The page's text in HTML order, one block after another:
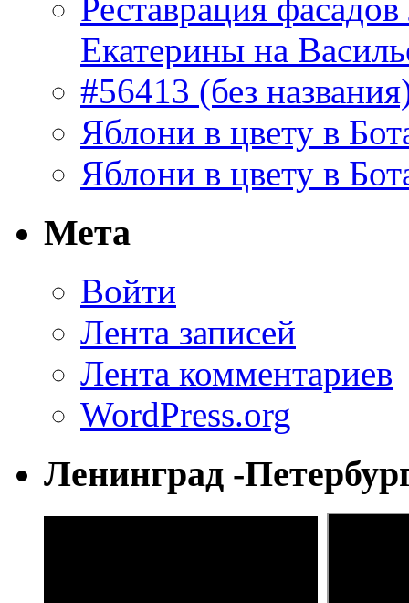
Реставрация
Екатерины на
#56413 (без
Яблони в цвету в
Яблони в цвету в
Мета
Войти
Лента записей
Лента комментариев
WordPress.org
Ленинград -